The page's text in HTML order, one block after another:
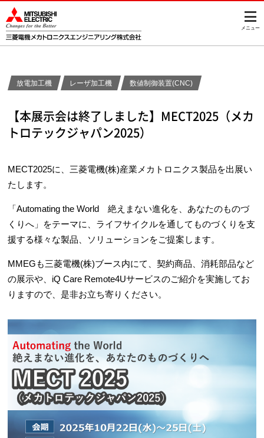
メニュー
放電加工機 レーザ加工機 数値制御装置(CNC)
【本展示会は終了しました】MECT2025（メカ
トロテックジャパン2025）
MECT2025に、三菱電機(株)産業メカトロニクス製品を出展い
たします。
「Automating the World 絶えまない進化を、あなたのものづ
くりへ」をテーマに、ライフサイクルを通してものづくりを支
援する様々な製品、ソリューションをご提案します。
MMEGも三菱電機(株)ブース内にて、契約商品、消耗部品など
の展示や、iQ Care Remote4Uサービスのご紹介を実施してお
りますので、是非お立ち寄りください。